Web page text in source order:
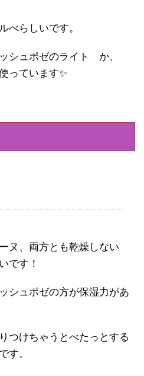
べらしいです。
ッシュポゼのライト か、
っています✨
ヌ、両方とも乾燥しない
です！
シュポゼの方が保湿力があ
つけちゃうとべたっとする
す。